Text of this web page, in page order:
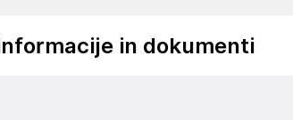
in dokumenti